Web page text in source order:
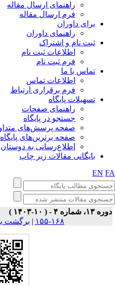
راهنمای ارسال مقاله
فرم ارسال مقاله
برای داوران
راهنمای داوران
ثبت نام و اشتراک
اطلاعات ثبت نام
فرم ثبت نام
تماس با ما
اطلاعات تماس
فرم برقراری ارتباط
تسهیلات پایگاه
راهنمای صفحات
جستجو در پایگاه
صفحه پرسش‌های
صفحه برترین‌های پایگاه
اطلاع‌رسانی به دوستان
بایگانی مقالات زیر چاپ
EN
۱۳، شماره ۴ - ( ۱۰-۱۴۰۳ )
۱۶۸-۱۵۵
| برگشت